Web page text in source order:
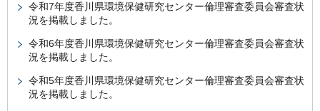
令和7年度香川県環境保健研究センター倫理審査委員会審査状
況を掲載しました。
令和6年度香川県環境保健研究センター倫理審査委員会審査状
況を掲載しました。
令和5年度香川県環境保健研究センター倫理審査委員会審査状
況を掲載しました。